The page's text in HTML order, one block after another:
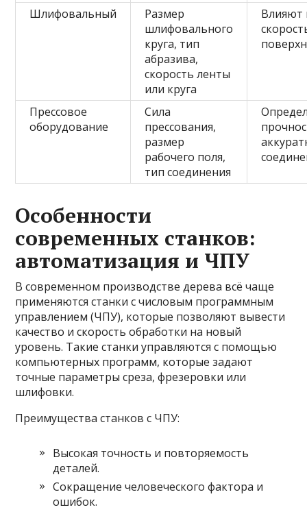
Шлифовальный
Размер
шлифовального
круга, тип
абразива,
скорость ленты
или круга
Влияют
Прессовое
оборудование
Сила
прессования,
размер
рабочего поля,
тип соединения
Особенности
современных станков:
автоматизация и ЧПУ
В современном производстве дерева всё чаще
применяются станки с числовым программным
управлением (ЧПУ), которые позволяют вывести
качество и скорость обработки на новый
уровень. Такие станки управляются с помощью
компьютерных программ, которые задают
точные параметры среза, фрезеровки или
шлифовки.
Преимущества станков с ЧПУ:
Высокая точность и повторяемость
деталей.
Сокращение человеческого фактора и
ошибок.